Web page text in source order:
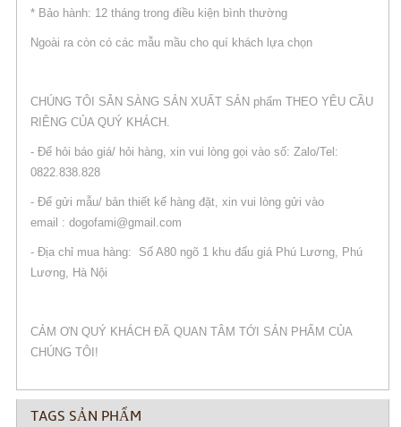
* Bảo hành: 12 tháng trong điều kiện bình thường
Ngoài ra còn có các mẫu mầu cho quí khách lựa chọn
CHÚNG TÔI SẴN SÀNG SẢN XUẤT SẢN phẩm THEO YÊU CẦU
RIÊNG CỦA QUÝ KHÁCH.
- Để hỏi báo giá/ hỏi hàng, xin vui lòng gọi vào số: Zalo/Tel:
0822.838.828
- Để gửi mẫu/ bản thiết kế hàng đặt, xin vui lòng gửi vào
email : dogofami@gmail.com
- Địa chỉ mua hàng: Số A80 ngõ 1 khu đấu giá Phú Lương, Phú
Lương, Hà Nội
CẢM ƠN QUÝ KHÁCH ĐÃ QUAN TÂM TỚI SẢN PHẨM CỦA
CHÚNG TÔI!
TAGS SẢN PHẨM